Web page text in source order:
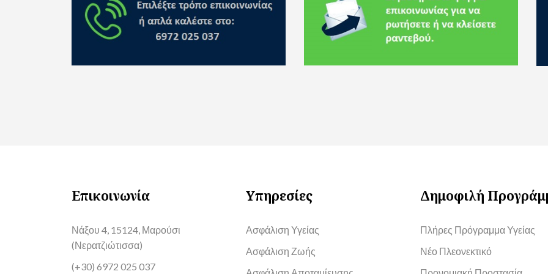
Επικοινωνία
Νάξου 4, 15124, Μαρούσι
(Νερατζιώτισσα)
(+30) 6972 025 037
Υπηρεσίες
Ασφάλιση Υγείας
Ασφάλιση Ζωής
Δημοφιλή
Πλήρες Πρόγραμμα Υγείας
Νέο Πλεονεκτικό